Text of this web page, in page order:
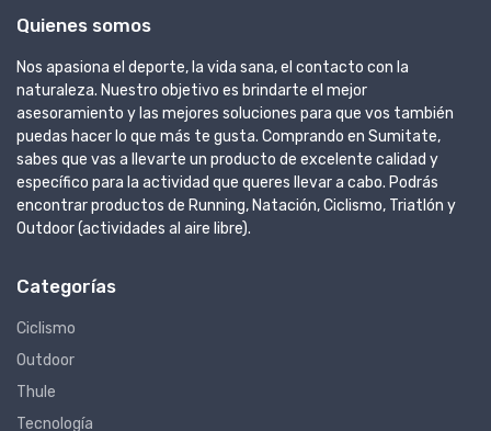
Quienes somos
Nos apasiona el deporte, la vida sana, el contacto con la
naturaleza. Nuestro objetivo es brindarte el mejor
asesoramiento y las mejores soluciones para que vos también
puedas hacer lo que más te gusta. Comprando en Sumitate,
sabes que vas a llevarte un producto de excelente calidad y
específico para la actividad que queres llevar a cabo. Podrás
encontrar productos de Running, Natación, Ciclismo, Triatlón y
Outdoor (actividades al aire libre).
Categorías
Ciclismo
Outdoor
Thule
Tecnología